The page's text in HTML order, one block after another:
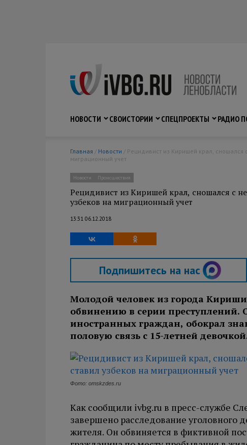
НОВОСТИ
СВОИСТОРИИ СПЕЦПРОЕКТЫ РАДИО
Главная / Новости
миграционный учет
Новости Происшествия
Рецидивист из Киришей крал, сношался с
узбеков на миграционный учет
13:31 06.12.2018
Подпишитесь на нас
Молодой человек из города
обвинению в серии преступлений.
иностранных граждан, обокрал
половую связь с 15-летней
Фото: omskzdes.ru
Как сообщили ivbg.ru в пресс-службе
завершено расследование уголовного
жителя. Он обвиняется в фиктивной